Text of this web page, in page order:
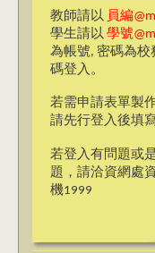
教師請以 員編
學生請以 學號
為帳號, 密碼為校
碼登入。
若需申請表單製
請先行登入後填
若登入有問題或
題，請洽資網處
機1999